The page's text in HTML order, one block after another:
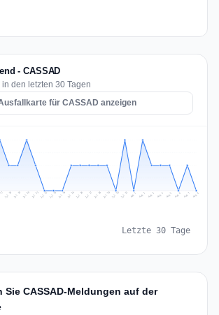
- CASSAD
den letzten 30 Tagen
für CASSAD anzeigen
Jul 18 Jul 19 Jul 20 Jul 21 Jul 22 Jul 23 Jul 24 Jul 25 Jul 26 Jul 27 Jul 28 Jul 29 Jul 30 Jul 31 Aug 1 Aug 2 Aug 3 Aug 4 Aug 5 Aug 6 Aug 7 Aug 8
Letzte 30 Tage
Sie CASSAD-Meldungen auf der